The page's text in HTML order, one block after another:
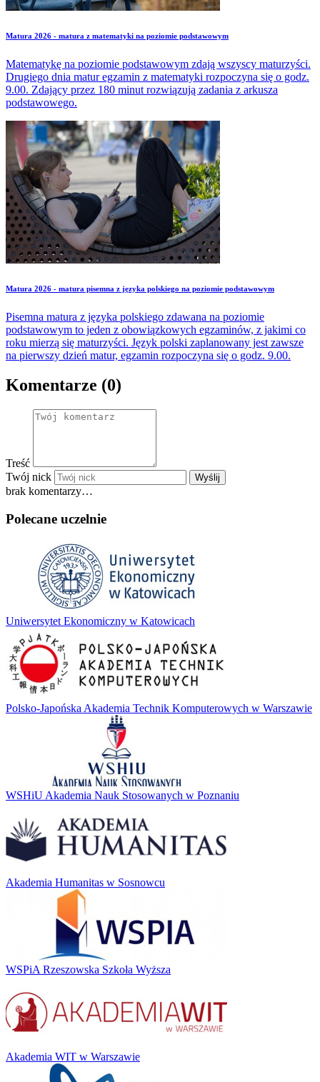
Matura 2026 - matura z matematyki na poziomie podstawowym
Matematykę na poziomie podstawowym zdają wszyscy maturzyści.
Drugiego dnia matur egzamin z matematyki rozpoczyna się o godz.
9.00. Zdający przez 180 minut rozwiązują zadania z arkusza
podstawowego.
Matura 2026 - matura pisemna z języka polskiego na poziomie podstawowym
Pisemna matura z języka polskiego zdawana na poziomie
podstawowym to jeden z obowiązkowych egzaminów, z jakimi co
roku mierzą się maturzyści. Język polski zaplanowany jest zawsze
na pierwszy dzień matur, egzamin rozpoczyna się o godz. 9.00.
Komentarze (0)
Treść
Twój nick
Wyślij
brak komentarzy…
Polecane uczelnie
Uniwersytet Ekonomiczny w Katowicach
Polsko-Japońska Akademia Technik Komputerowych w Warszawie
WSHiU Akademia Nauk Stosowanych w Poznaniu
Akademia Humanitas w Sosnowcu
WSPiA Rzeszowska Szkoła Wyższa
Akademia WIT w Warszawie